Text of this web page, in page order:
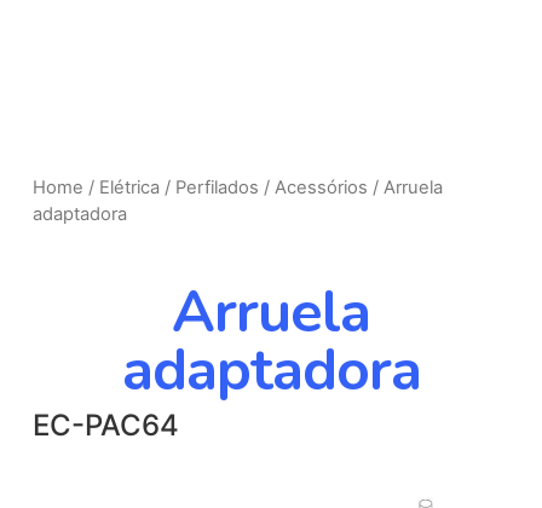
Home / Elétrica / Perfilados / Acessórios / Arruela
adaptadora
Arruela
adaptadora
EC-PAC64